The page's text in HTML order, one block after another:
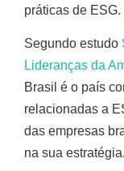
práticas de ESG.
Segundo estudo
Lideranças da
Brasil é o país
relacionadas a
das empresas
na sua estratégia.